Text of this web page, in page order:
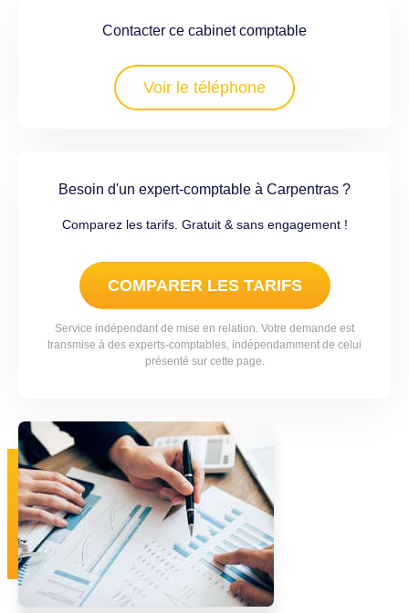
Contacter ce cabinet comptable
Voir le téléphone
Besoin d'un expert-comptable à Carpentras ?
Comparez les tarifs. Gratuit & sans engagement !
COMPARER LES TARIFS
Service indépendant de mise en relation. Votre demande est
transmise à des experts-comptables, indépendamment de celui
présenté sur cette page.